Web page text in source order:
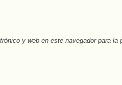
y web en este navegador para la